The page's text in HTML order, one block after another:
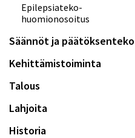
Epilepsiateko-
huomionosoitus
Säännöt ja päätöksenteko
Kehittämistoiminta
Talous
Lahjoita
Historia